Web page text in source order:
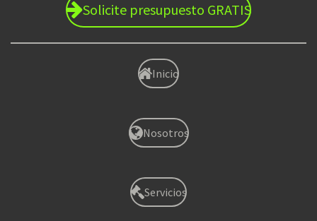
Solicite presupuesto GRATIS
Inicio
Nosotros
Servicios